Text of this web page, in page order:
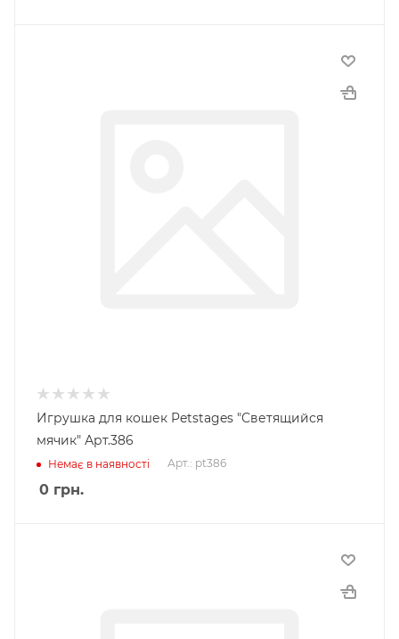
Игрушка для кошек Petstages "Светящийся
мячик" Арт.386
Немає в наявності Арт.: pt386
0 грн.